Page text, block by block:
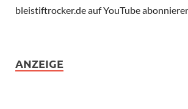
bleistiftrocker.de auf YouTube
ANZEIGE